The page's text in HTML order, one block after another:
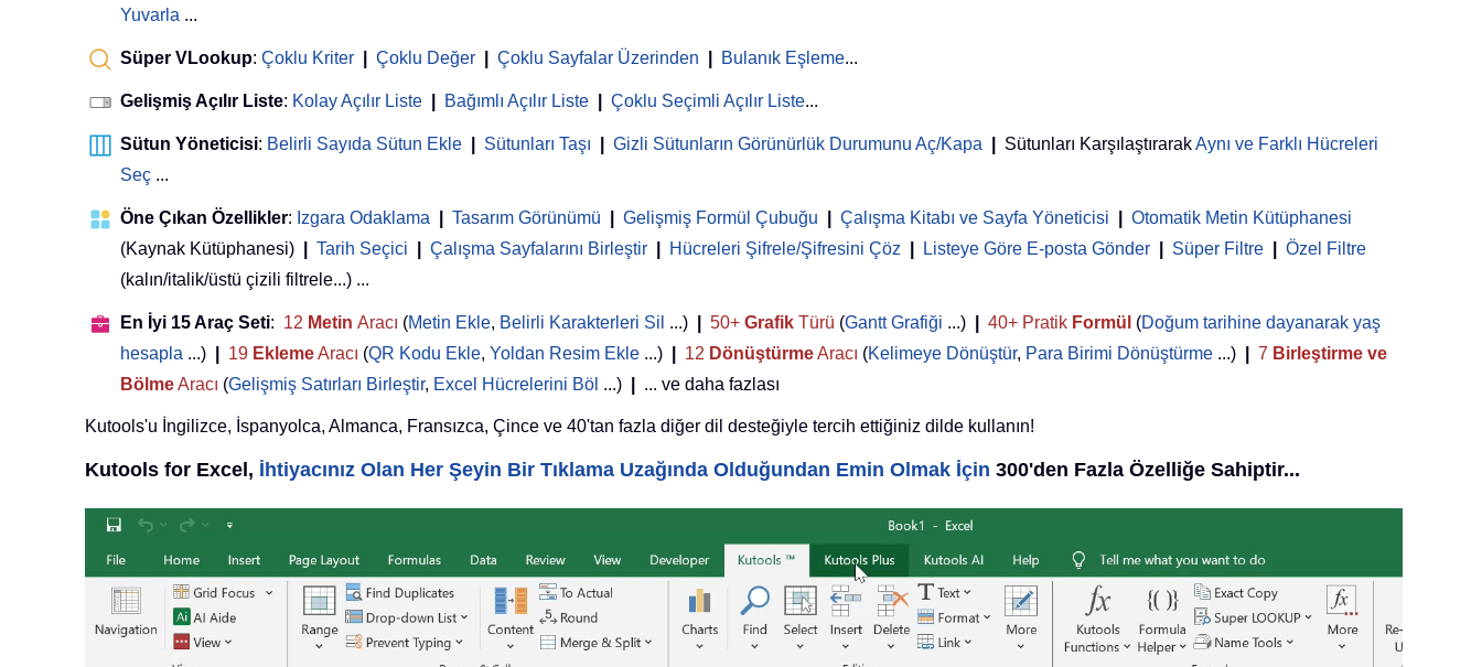
Yuvarla ...
Süper VLookup: Çoklu Kriter Çoklu Değer Çoklu Sayfalar Üzerinden Bulanık Eşleme...
Gelişmiş Açılır Liste: Kolay Açılır Liste Bağımlı Açılır Liste Çoklu Seçimli Açılır Liste...
Sütun Yöneticisi: Belirli Sayıda Sütun Ekle Sütunları Taşı Gizli Sütunların Görünürlük Durumunu Aç/Kapa Sütunları KarşılaştırarakAynı ve Farklı Hücreleri
Seç ...
Öne Çıkan Özellikler: Izgara Odaklama Tasarım Görünümü Gelişmiş Formül Çubuğu Çalışma Kitabı ve Sayfa Yöneticisi
Otomatik Metin Kütüphanesi
(Kaynak Kütüphanesi)
Tarih Seçici Çalışma Sayfalarını Birleştir Hücreleri Şifrele/Şifresini Çöz Listeye Göre E-posta Gönder Süper Filtre
Özel Filtre
(kalın/italik/üstü çizili filtrele...) ...
En İyi 15 Araç Seti: 12 Metin Aracı (Metin Ekle, Belirli Karakterleri Sil ...) 50+ Grafik Türü (Gantt Grafiği ...) 40+ Pratik Formül (Doğum tarihine dayanarak yaş
hesapla ...) 19 EklemeAracı (QR Kodu Ekle, Yoldan Resim Ekle ...) 12 DönüştürmeAracı (Kelimeye Dönüştür, Para Birimi Dönüştürme ...) 7 Birleştirme ve
BölmeAracı (Gelişmiş Satırları Birleştir, Excel Hücrelerini Böl ...) ... ve daha fazlası
Kutools'u İngilizce, İspanyolca, Almanca, Fransızca, Çince ve 40'tan fazla diğer dil desteğiyle tercih ettiğiniz dilde kullanın!
Kutools for Excel, İhtiyacınız Olan Her Şeyin Bir Tıklama Uzağında Olduğundan Emin Olmak İçin 300'den Fazla Özelliğe Sahiptir...